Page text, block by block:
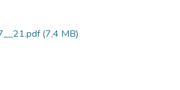
(7,4 MB)